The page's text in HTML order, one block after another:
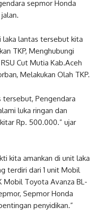
sepmor Honda
laka lantas tersebut kita
TKP, Menghubungi
Cut Mutia Kab.Aceh
Melakukan Olah TKP.
tersebut, Pengendara
luka ringan dan
Rp. 500.000.” ujar
kita amankan di unit laka
terdiri dari 1 unit Mobil
Mobil Toyota Avanza BL-
Sepmor Honda
penyidikan.”